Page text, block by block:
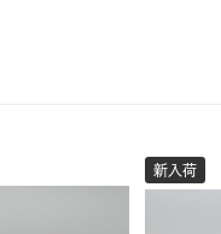
新入荷